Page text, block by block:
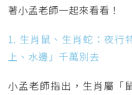
著小孟老師一起來看看！
1. 生肖鼠、生肖蛇：夜行
上、水邊」千萬別去
小孟老師指出，生肖屬「